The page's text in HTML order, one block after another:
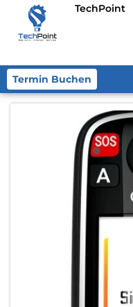
TechPoint
Termin Buchen